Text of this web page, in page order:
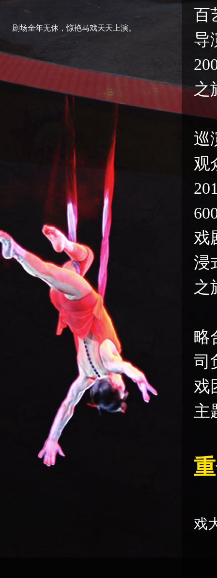
剧场全年无休，惊艳马戏天天上演。
百
导
之
巡
观
戏
浸
之
略
司
戏
主
戏